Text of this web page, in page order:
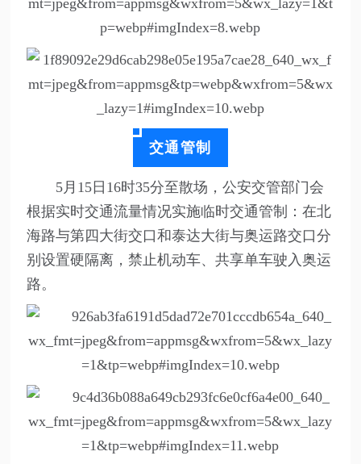
交通管制
5月15日16时35分至散场，公安交管部门会
根据实时交通流量情况实施临时交通管制：在北
海路与第四大街交口和泰达大街与奥运路交口分
别设置硬隔离，禁止机动车、共享单车驶入奥运
路。